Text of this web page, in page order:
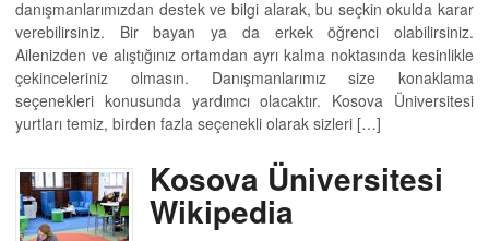
danışmanlarımızdan destek ve bilgi alarak, bu seçkin okulda karar
verebilirsiniz. Bir bayan ya da erkek öğrenci olabilirsiniz.
Ailenizden ve alıştığınız ortamdan ayrı kalma noktasında kesinlikle
çekinceleriniz olmasın. Danışmanlarımız size konaklama
seçenekleri konusunda yardımcı olacaktır. Kosova Üniversitesi
yurtları temiz, birden fazla seçenekli olarak sizleri […]
Kosova Üniversitesi
Wikipedia